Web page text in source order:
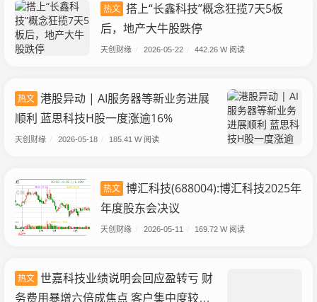
热文 搭上“长鑫科技”概念狂揽7天5板
后，地产大牛股跌停
天创财缘 2026-05-22 442.26 W 阅读
热文 港股异动 | AI服务器等新业务进展
顺利 蓝思科技H股一度涨逾16%
天创财缘 2026-05-18 185.41 W 阅读
热文 博汇科技(688004):博汇科技2025年
年度股东会决议
天创财缘 2026-05-11 169.72 W 阅读
热文 世嘉科技业绩说明会回应盈转亏 财
务费用暴增六倍成焦点 客户集中度较高